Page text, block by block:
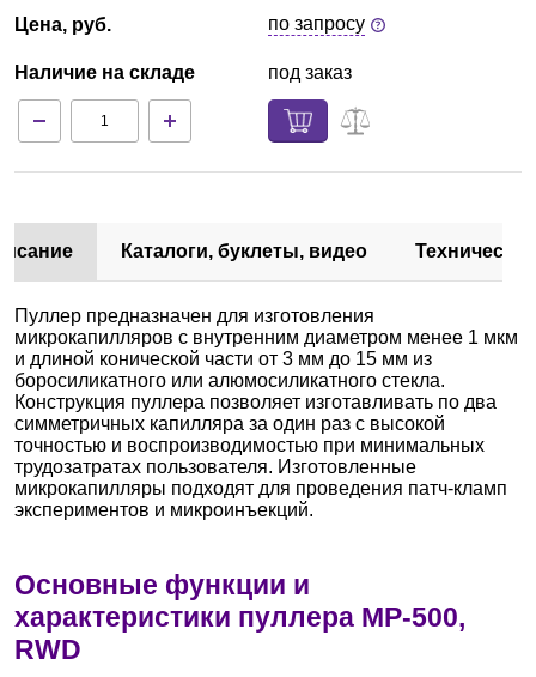
Контакты
Цена, руб.
Наличие на складе
по запросу
под заказ
Каталоги, буклеты, видео
Пуллер предназначен для изготовления
микрокапилляров с внутренним диаметром менее 1 мкм
и длиной конической части от 3 мм до 15 мм из
боросиликатного или алюмосиликатного стекла.
Конструкция пуллера позволяет изготавливать по два
симметричных капилляра за один раз с высокой
точностью и воспроизводимостью при минимальных
трудозатратах пользователя. Изготовленные
микрокапилляры подходят для проведения патч-кламп
экспериментов и микроинъекций.
Основные функции и
характеристики пуллера MP-500,
RWD